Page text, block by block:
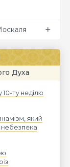
Духа
ту неділю
який
небезпека